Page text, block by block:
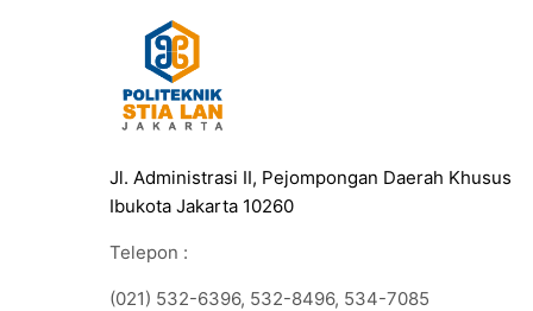
Jl. Administrasi II, Pejompongan Daerah Khusus
Ibukota Jakarta 10260
Telepon :
(021) 532-6396, 532-8496, 534-7085